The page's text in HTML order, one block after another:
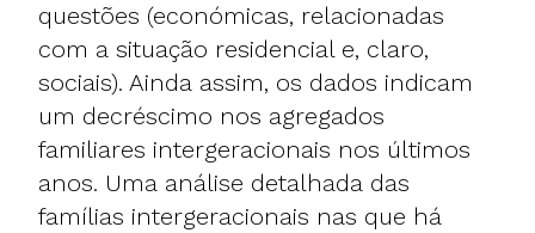
questões (económicas, relacionadas
com a situação residencial e, claro,
sociais). Ainda assim, os dados indicam
um decréscimo nos agregados
familiares intergeracionais nos últimos
anos. Uma análise detalhada das
famílias intergeracionais nas que há